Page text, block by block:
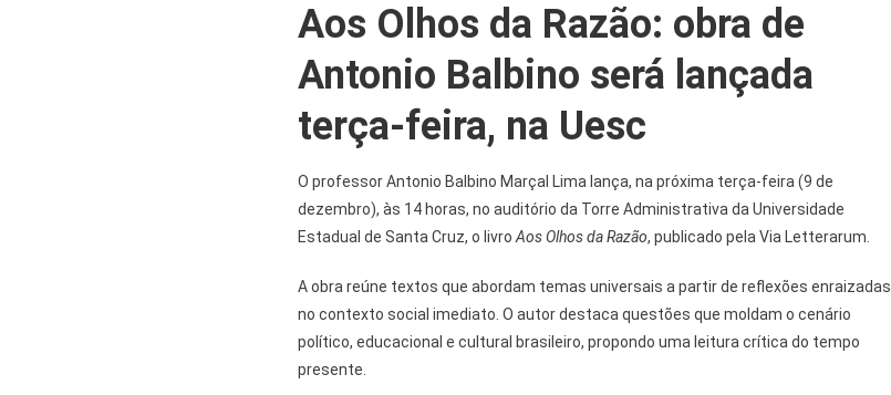
Aos Olhos da Razão: obra de
Antonio Balbino será lançada
terça-feira, na Uesc
O professor Antonio Balbino Marçal Lima lança, na próxima terça-feira (9 de
dezembro), às 14 horas, no auditório da Torre Administrativa da Universidade
Estadual de Santa Cruz, o livroAos Olhos da Razão, publicado pela Via Letterarum.
A obra reúne textos que abordam temas universais a partir de reflexões enraizadas
no contexto social imediato. O autor destaca questões que moldam o cenário
político, educacional e cultural brasileiro, propondo uma leitura crítica do tempo
presente.